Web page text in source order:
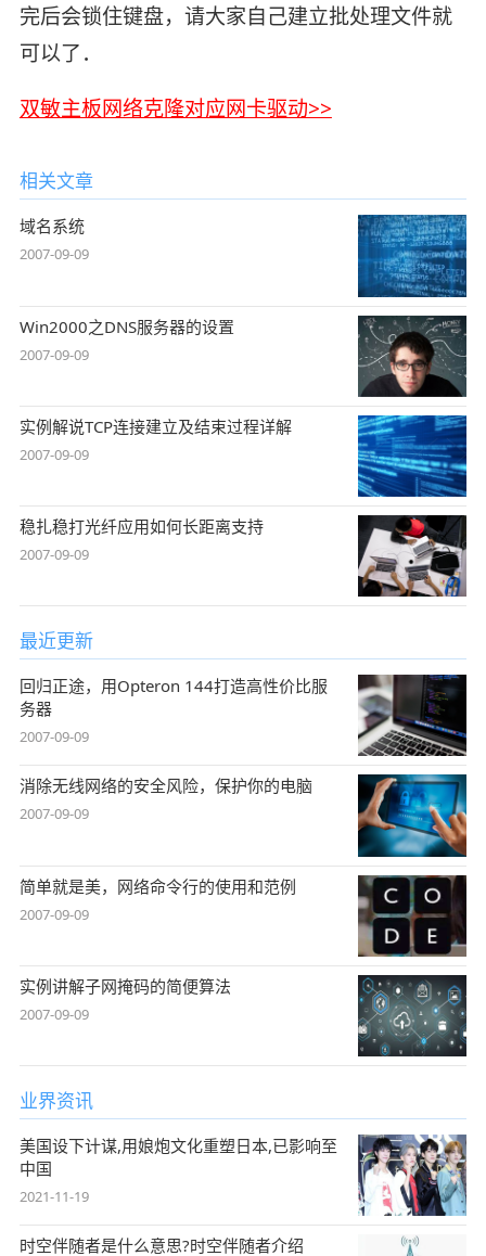
完后会锁住键盘，请大家自己建立批处理文件就
可以了．
双敏主板网络克隆对应网卡驱动>>
相关文章
域名系统
2007-09-09
Win2000之DNS服务器的设置
2007-09-09
实例解说TCP连接建立及结束过程详解
2007-09-09
稳扎稳打光纤应用如何长距离支持
2007-09-09
最近更新
回归正途，用Opteron 144打造高性价比服
务器
2007-09-09
消除无线网络的安全风险，保护你的电脑
2007-09-09
简单就是美，网络命令行的使用和范例
2007-09-09
实例讲解子网掩码的简便算法
2007-09-09
业界资讯
美国设下计谋,用娘炮文化重塑日本,已影响至
中国
2021-11-19
时空伴随者是什么意思?时空伴随者介绍